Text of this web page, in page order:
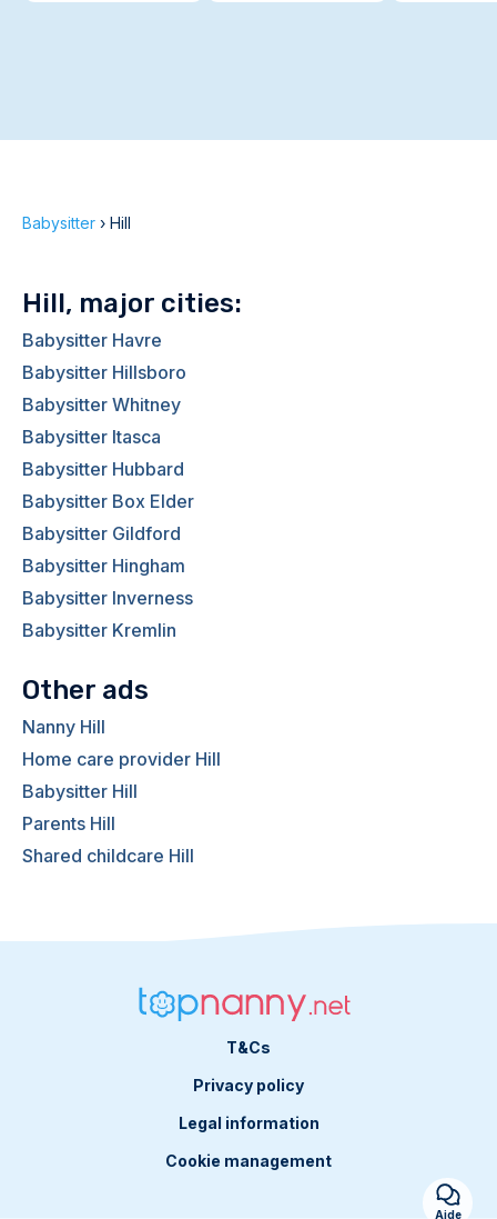
Babysitter › Hill
Hill, major cities:
Babysitter Havre
Babysitter Hillsboro
Babysitter Whitney
Babysitter Itasca
Babysitter Hubbard
Babysitter Box Elder
Babysitter Gildford
Babysitter Hingham
Babysitter Inverness
Babysitter Kremlin
Other ads
Nanny Hill
Home care provider Hill
Babysitter Hill
Parents Hill
Shared childcare Hill
T&Cs
Privacy policy
Legal information
Cookie management
Aide